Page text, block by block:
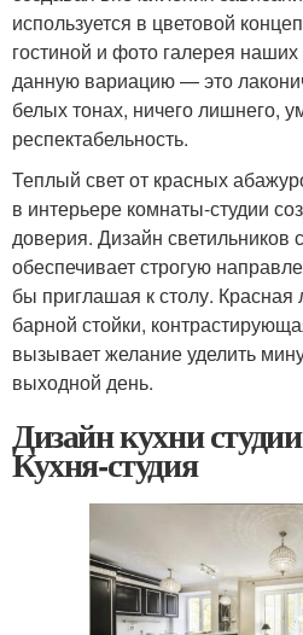
используется в цветовой
гостиной и фото галерея
данную вариацию — это
белых тонах, ничего лишнего,
респектабельность.
Теплый свет от красных
в интерьере комнаты-студии
доверия. Дизайн
обеспечивает строгую
бы приглашая к столу. Красная
барной стойки,
вызывает желание уделить
выходной день.
Дизайн кухни
Кухня-студия